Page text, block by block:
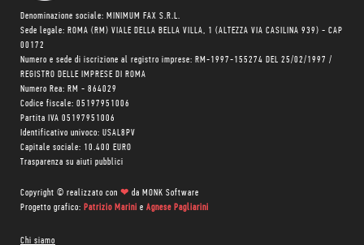
Denominazione sociale: MINIMUM FAX S.R.L.
Sede legale: ROMA (RM) VIALE DELLA BELLA VILLA, 1 (ALTEZZA VIA CASILINA 939) - CAP
00172
Numero e sede di iscrizione al registro imprese: RM-1997-155274 DEL 25/02/1997 /
REGISTRO DELLE IMPRESE DI ROMA
Numero Rea: RM - 864029
Codice fiscale: 05197951006
Partita IVA 05197951006
Identificativo univoco: USAL8PV
Capitale sociale: 10.400 EURO
Trasparenza su aiuti pubblici
Copyright © realizzato con ❤ da MONK Software
Progetto grafico: Patrizio Marini e Agnese Pagliarini
Chi siamo